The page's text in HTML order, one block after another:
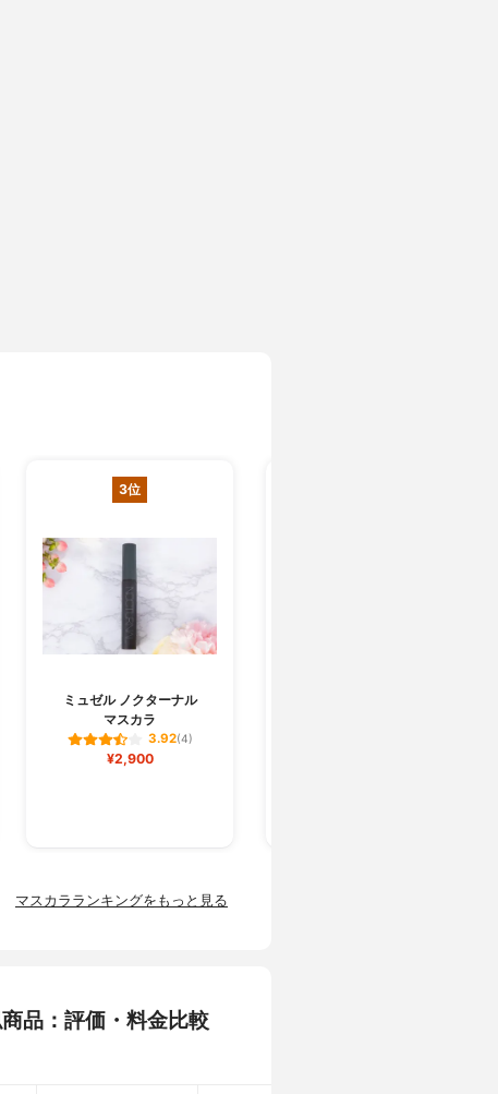
3位
ミュゼル ノクターナル
マスカラ
3.92(4)
¥2,900
マスカラランキングをもっと見る
品：評価・料金比較